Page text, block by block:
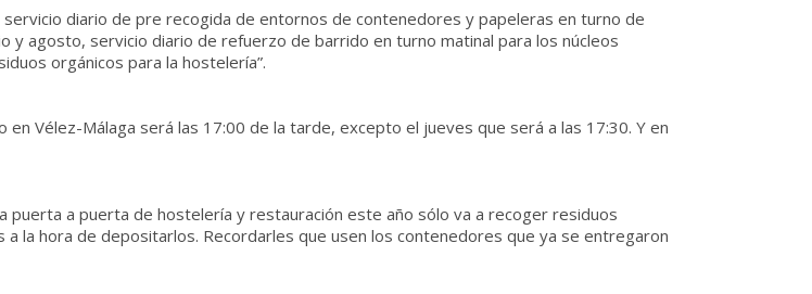
diario de pre recogida de entornos de contenedores y papeleras en turno de
agosto, servicio diario de refuerzo de barrido en turno matinal para los núcleos
orgánicos para la hostelería”.
en Vélez-Málaga será las 17:00 de la tarde, excepto el jueves que será a las 17:30. Y en
puerta a puerta de hostelería y restauración este año sólo va a recoger residuos
la hora de depositarlos. Recordarles que usen los contenedores que ya se entregaron